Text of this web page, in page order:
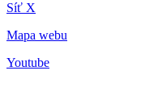
Síť X
Mapa webu
Youtube